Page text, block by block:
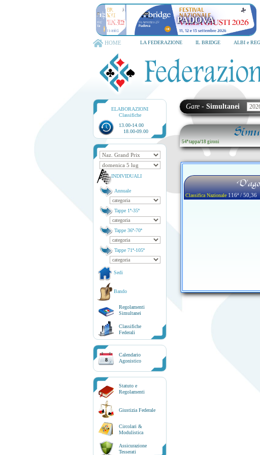
PADOVA
HOME LA FEDERAZIONE IL BRIDGE ALBI e
ELABORAZIONI
Classifiche
13.00-14.00
18.00-09.00
INDIVIDUALI
Annuale
Tappe 1ª-35ª
Tappe 36ª-70ª
Tappe 71ª-105ª
Sedi
Bando
Regolamenti
Simultanei
Classifiche
Federali
8
Calendario
Agonistico
Statuto e
Regolamenti
Giustizia Federale
Circolari &
Modulistica
Assicurazione
Tesserati
Gare - Simultanei
54ª tappa/18 gironi
Classifica Nazionale116ª / 50,36